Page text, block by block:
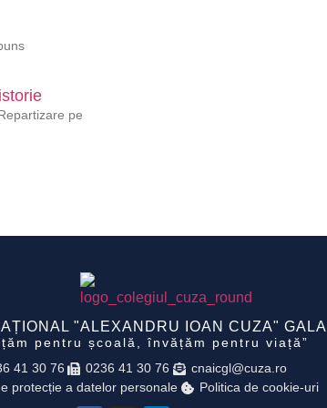
pe
"ALEXANDRU IOAN CUZA"
pentru școală, învățăm pentru viață”
41 30 76
0236 41 30 76
cnaicgl@cuza.ro
protecție a datelor personale
Politica de cookie-uri